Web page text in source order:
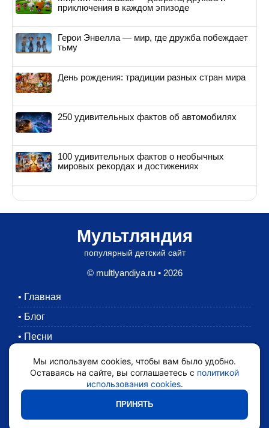
приключения в каждом эпизоде
Герои Энвелла — мир, где дружба побеждает
тьму
День рождения: традиции разных стран мира
250 удивительных фактов об автомобилях
100 удивительных фактов о необычных
мировых рекордах и достижениях
Мультляндия
популярный детский сайт
© multlyandiya.ru • 2026
• Главная
• Блог
• Песни
Раскраски
Картинки
•
•
Мы используем cookies, чтобы вам было удобно.
Оставаясь на сайте, вы соглашаетесь с политикой
использования cookies.
ПРИНЯТЬ